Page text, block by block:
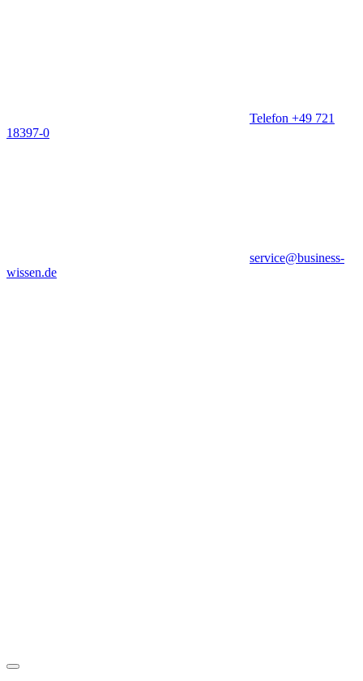
Telefon +49 721
18397-0
service@business-
wissen.de